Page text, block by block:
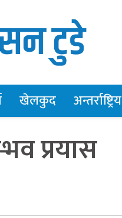
खेलकुद अन्तर्राष्ट्रिय
प्रयास